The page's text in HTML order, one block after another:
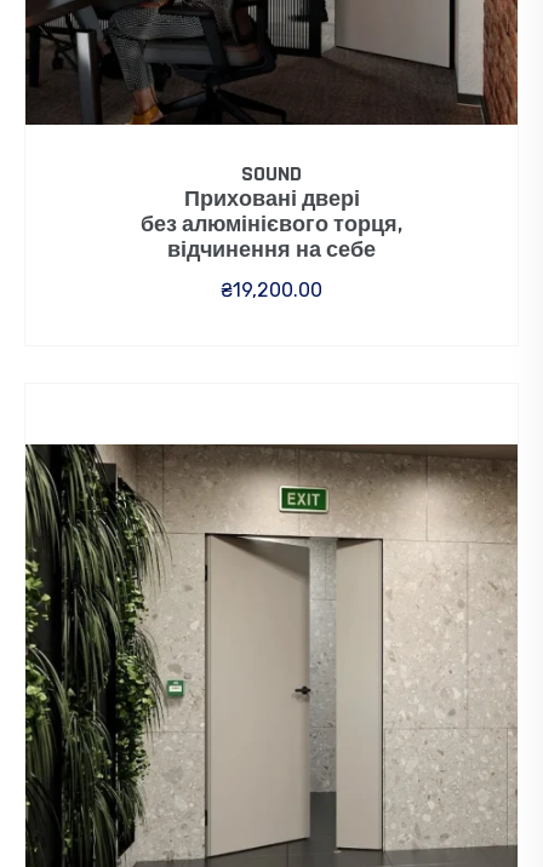
SOUND
Приховані двері
без алюмінієвого торця,
відчинення на себе
₴19,200.00